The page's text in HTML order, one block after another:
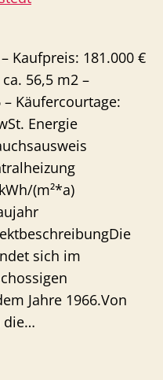
Kaufpreis: 181.000 €
56,5 m2 –
Käufercourtage:
Energie
(m²*a)
sich im
Jahre 1966.Von
die…